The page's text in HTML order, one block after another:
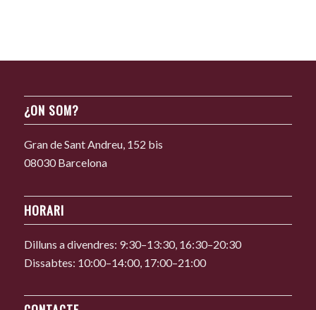
¿ON SOM?
Gran de Sant Andreu, 152 bis
08030 Barcelona
HORARI
Dilluns a divendres: 9:30–13:30, 16:30–20:30
Dissabtes: 10:00–14:00, 17:00–21:00